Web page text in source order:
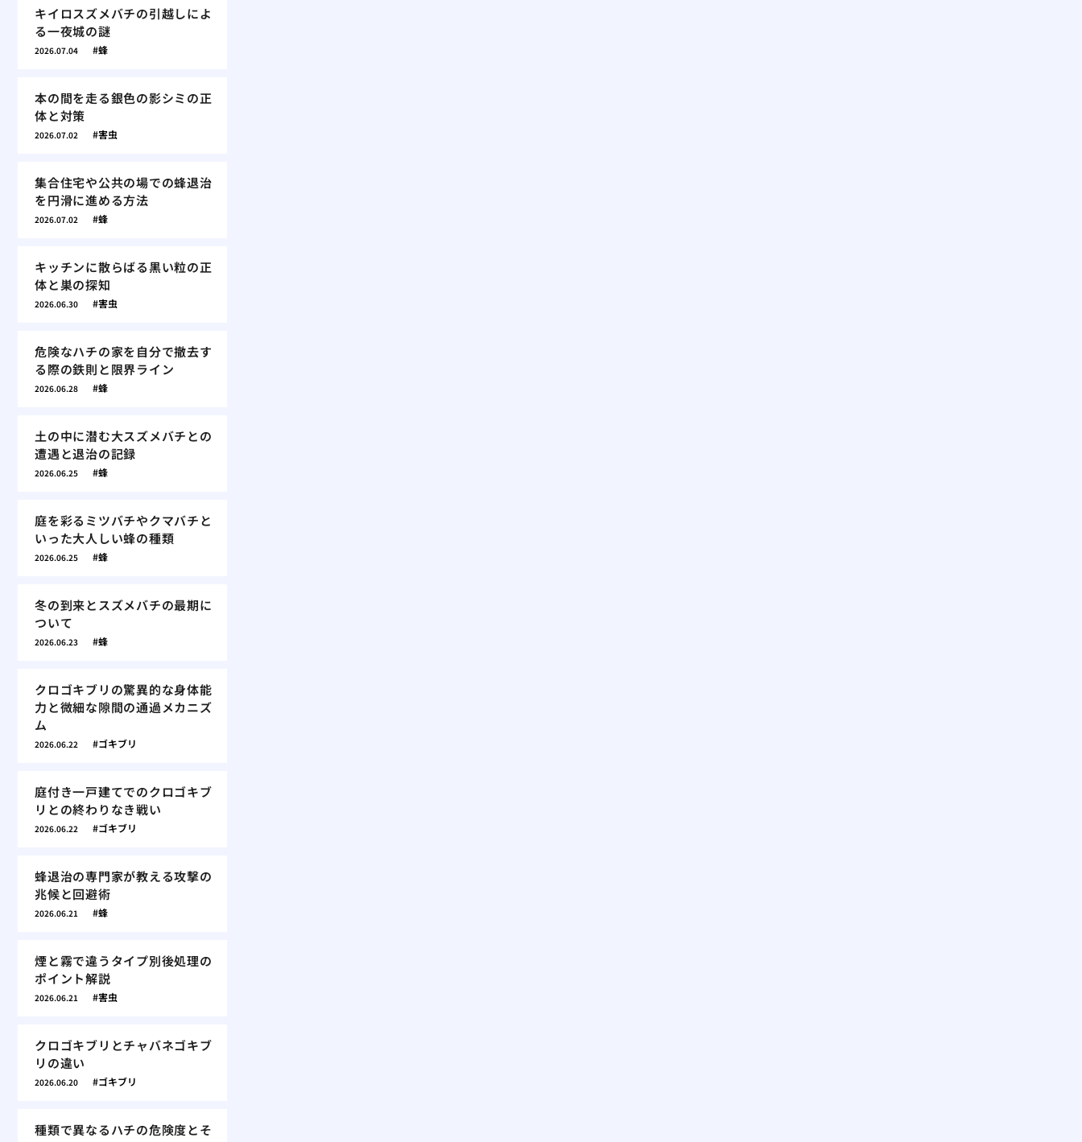
キイロスズメバチの引越しによ
る一夜城の謎
2026.07.04 蜂
本の間を走る銀色の影シミの正
体と対策
2026.07.02 害虫
集合住宅や公共の場での蜂退治
を円滑に進める方法
2026.07.02 蜂
キッチンに散らばる黒い粒の正
体と巣の探知
2026.06.30 害虫
危険なハチの家を自分で撤去す
る際の鉄則と限界ライン
2026.06.28 蜂
土の中に潜む大スズメバチとの
遭遇と退治の記録
2026.06.25 蜂
庭を彩るミツバチやクマバチと
いった大人しい蜂の種類
2026.06.25 蜂
冬の到来とスズメバチの最期に
ついて
2026.06.23 蜂
クロゴキブリの驚異的な身体能
力と微細な隙間の通過メカニズ
ム
2026.06.22 ゴキブリ
庭付き一戸建てでのクロゴキブ
リとの終わりなき戦い
2026.06.22 ゴキブリ
蜂退治の専門家が教える攻撃の
兆候と回避術
2026.06.21 蜂
煙と霧で違うタイプ別後処理の
ポイント解説
2026.06.21 害虫
クロゴキブリとチャバネゴキブ
リの違い
2026.06.20 ゴキブリ
種類で異なるハチの危険度とそ